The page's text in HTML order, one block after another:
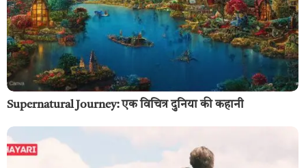
Supernatural Journey: एक विचित्र दुनिया की कहानी